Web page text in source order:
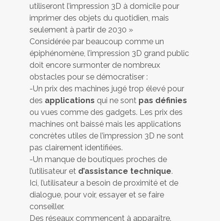
utiliseront l’impression 3D à domicile pour
imprimer des objets du quotidien, mais
seulement à partir de 2030 »
Considérée par beaucoup comme un
épiphénomène, l’impression 3D grand public
doit encore surmonter de nombreux
obstacles pour se démocratiser :
-Un prix des machines jugé trop élevé pour
des applications qui ne sont pas définies
ou vues comme des gadgets. Les prix des
machines ont baissé mais les applications
concrètes utiles de l’impression 3D ne sont
pas clairement identifiées.
-Un manque de boutiques proches de
l’utilisateur et d’assistance technique.
Ici, l’utilisateur a besoin de proximité et de
dialogue, pour voir, essayer et se faire
conseiller.
Des réseaux commencent à apparaître.